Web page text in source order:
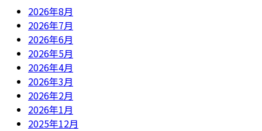
2026年8月
2026年7月
2026年6月
2026年5月
2026年4月
2026年3月
2026年2月
2026年1月
2025年12月